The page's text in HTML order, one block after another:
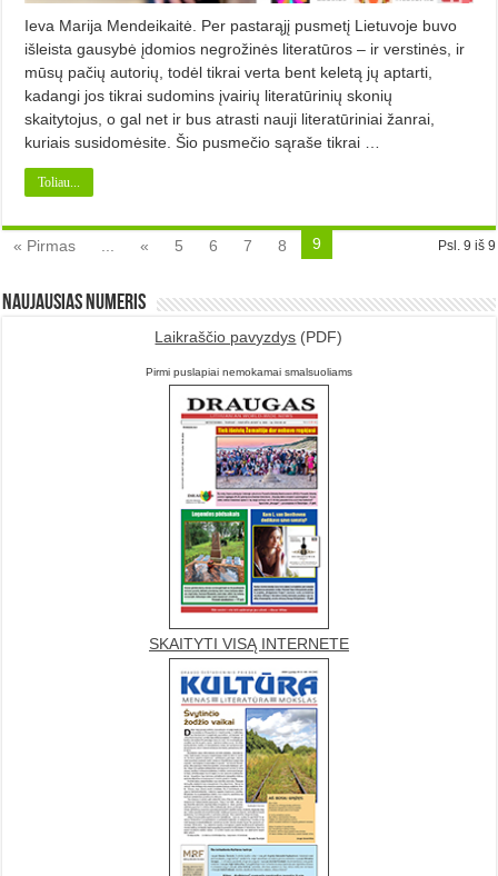
Ieva Marija Mendeikaitė. Per pastarąjį pusmetį Lietuvoje buvo
išleista gausybė įdomios negrožinės literatūros – ir verstinės, ir
mūsų pačių autorių, todėl tikrai verta bent keletą jų aptarti,
kadangi jos tikrai sudomins įvairių literatūrinių skonių
skaitytojus, o gal net ir bus atrasti nauji literatūriniai žanrai,
kuriais susidomėsite. Šio pusmečio sąraše tikrai …
Toliau...
Psl. 9 iš 9
« Pirmas « 5 6 7 8 9
Naujausias numeris
Laikraščio pavyzdys (PDF)
Pirmi puslapiai nemokamai smalsuoliams
SKAITYTI VISĄ INTERNETE